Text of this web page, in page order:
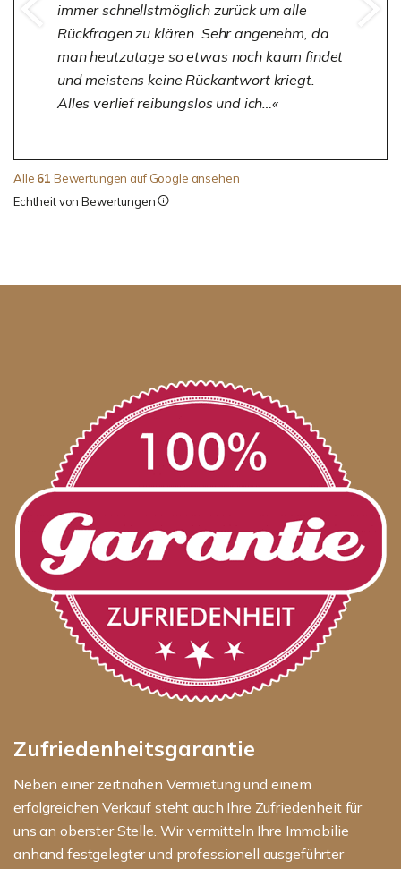
immer schnellstmöglich zurück um alle
Rückfragen zu klären. Sehr angenehm, da
man heutzutage so etwas noch kaum findet
und meistens keine Rückantwort kriegt.
Alles verlief reibungslos und ich…
Alle 61 Bewertungen auf Google ansehen
Echtheit von Bewertungen
Zufriedenheitsgarantie
Neben einer zeitnahen Vermietung und einem
erfolgreichen Verkauf steht auch Ihre Zufriedenheit für
uns an oberster Stelle. Wir vermitteln Ihre Immobilie
anhand festgelegter und professionell ausgeführter